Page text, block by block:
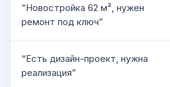
“Новостройка 62 м², нужен
ремонт под ключ”
“Есть дизайн-проект, нужна
реализация”